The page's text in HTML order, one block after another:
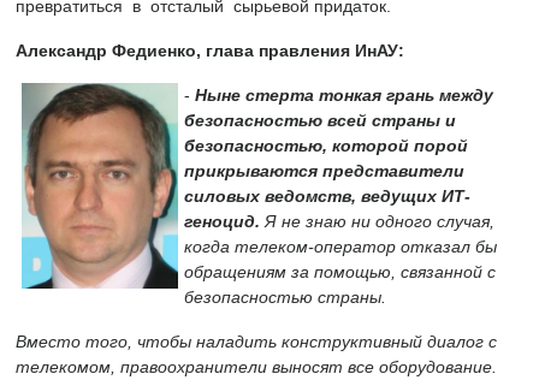
превратиться в отсталый сырьевой придаток.
Александр Федиенко, глава правления ИнАУ:
- Ныне стерта тонкая грань между
безопасностью всей страны и
безопасностью, которой порой
прикрываются представители
силовых ведомств, ведущих ИТ-
геноцид. Я не знаю ни одного случая,
когда телеком-оператор отказал бы
обращениям за помощью, связанной с
безопасностью страны.
Вместо того, чтобы наладить конструктивный диалог с
телекомом, правоохранители выносят все оборудование.